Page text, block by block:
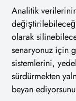
Analitik
olarak
senaryonuz için
sistemlerini,
sürdürmekten
beyan